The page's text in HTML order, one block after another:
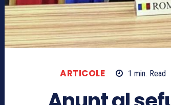
ARTICOLE 1 min. Read